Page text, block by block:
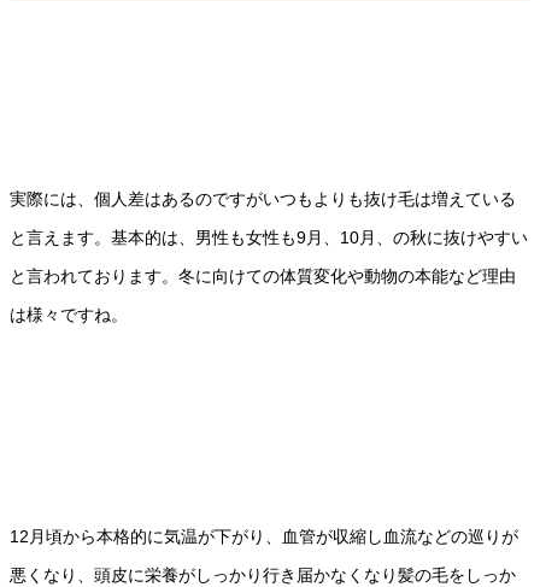
実際には、個人差はあるのですがいつもよりも抜け毛は増えている
と言えます。基本的は、男性も女性も9月、10月、の秋に抜けやすい
と言われております。冬に向けての体質変化や動物の本能など理由
は様々ですね。
12月頃から本格的に気温が下がり、血管が収縮し血流などの巡りが
悪くなり、頭皮に栄養がしっかり行き届かなくなり髪の毛をしっか